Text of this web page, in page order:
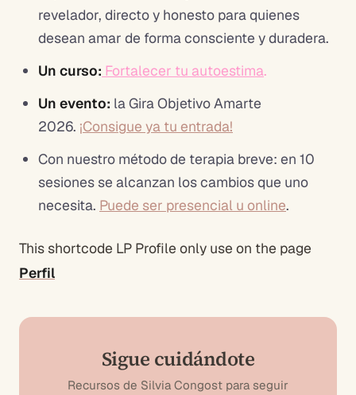
revelador, directo y honesto para quienes
desean amar de forma consciente y duradera.
Un curso: Fortalecer tu autoestima.
Un evento: la Gira Objetivo Amarte
2026. ¡Consigue ya tu entrada!
Con nuestro método de terapia breve: en 10
sesiones se alcanzan los cambios que uno
necesita. Puede ser presencial u online.
This shortcode LP Profile only use on the page
Perfil
Sigue cuidándote
Recursos de Silvia Congost para seguir